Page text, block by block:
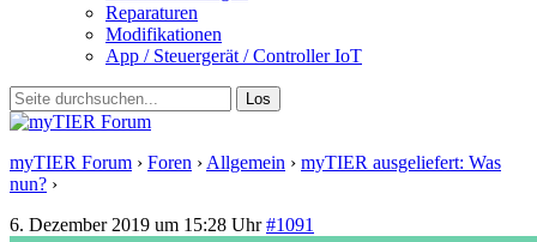
Reparaturen
Modifikationen
App / Steuergerät / Controller IoT
myTIER Forum › Foren › Allgemein › myTIER ausgeliefert: Was
nun? ›
6. Dezember 2019 um 15:28 Uhr #1091